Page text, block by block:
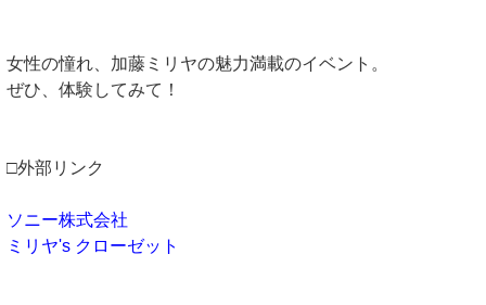
女性の憧れ、加藤ミリヤの魅力満載のイベント。
ぜひ、体験してみて！
□外部リンク
ソニー株式会社
ミリヤ's クローゼット